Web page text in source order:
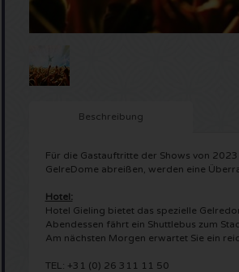
Beschreibung
Für die Gastauftritte der Shows von
GelreDome abreißen, werden eine
Hotel:
Hotel Gieling bietet das spezielle
Abendessen fährt ein Shuttlebus zum
Am nächsten Morgen erwartet Sie ein
TEL: +31 (0) 26 311 11 50